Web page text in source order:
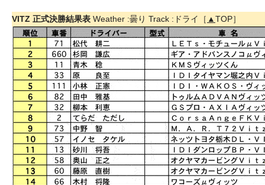
VITZ 正式決勝結果表 Weather :曇り Track :ドライ［ ▲TOP］